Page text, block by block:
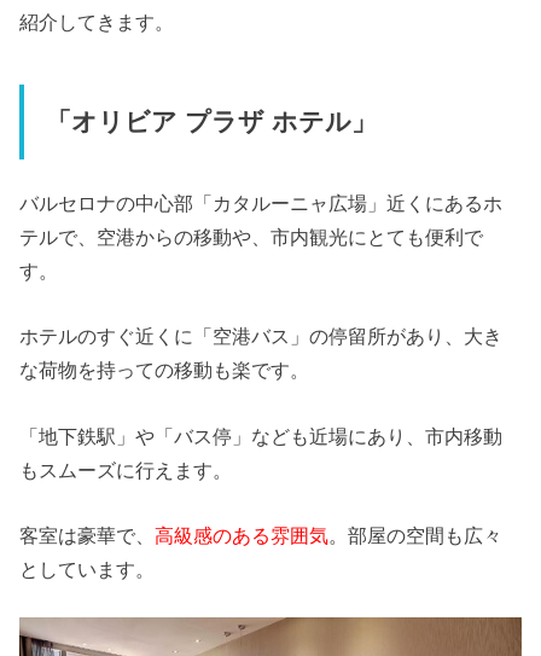
紹介してきます。
「オリビア プラザ ホテル」
バルセロナの中心部「カタルーニャ広場」近くにあるホ
テルで、空港からの移動や、市内観光にとても便利で
す。
ホテルのすぐ近くに「空港バス」の停留所があり、大き
な荷物を持っての移動も楽です。
「地下鉄駅」や「バス停」なども近場にあり、市内移動
もスムーズに行えます。
客室は豪華で、高級感のある雰囲気。部屋の空間も広々
としています。